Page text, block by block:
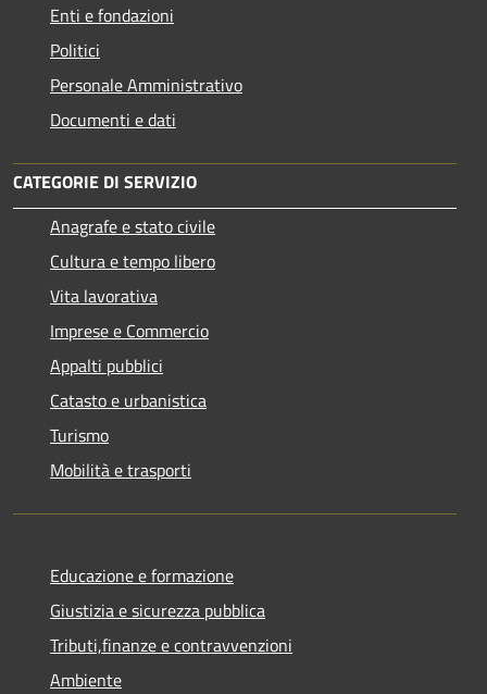
Enti e fondazioni
Politici
Personale Amministrativo
Documenti e dati
CATEGORIE DI SERVIZIO
Anagrafe e stato civile
Cultura e tempo libero
Vita lavorativa
Imprese e Commercio
Appalti pubblici
Catasto e urbanistica
Turismo
Mobilità e trasporti
Educazione e formazione
Giustizia e sicurezza pubblica
Tributi,finanze e contravvenzioni
Ambiente